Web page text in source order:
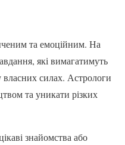
та емоційним. На
які вимагатимуть
власних силах. Астрологи
та уникати різких
знайомства або